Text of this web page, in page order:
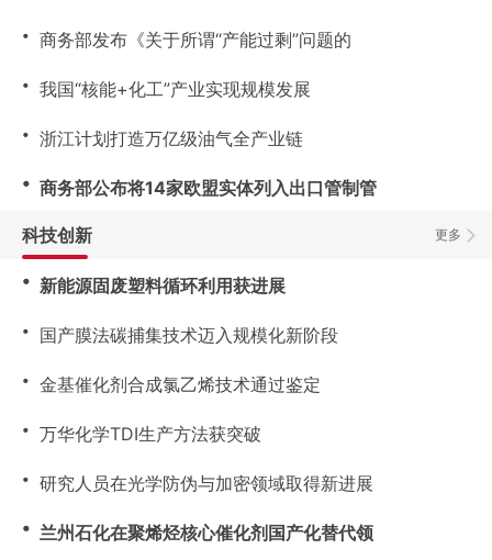
・ 商务部发布《关于所谓“产能过剩”问题的
・ 我国“核能+化工”产业实现规模发展
・ 浙江计划打造万亿级油气全产业链
・ 商务部公布将14家欧盟实体列入出口管制管
更多
科技创新
・ 新能源固废塑料循环利用获进展
・ 国产膜法碳捕集技术迈入规模化新阶段
・ 金基催化剂合成氯乙烯技术通过鉴定
・ 万华化学TDI生产方法获突破
・ 研究人员在光学防伪与加密领域取得新进展
・ 兰州石化在聚烯烃核心催化剂国产化替代领